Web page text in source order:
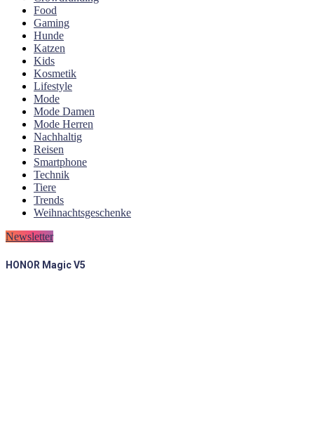
Food
Gaming
Hunde
Katzen
Kids
Kosmetik
Lifestyle
Mode
Mode Damen
Mode Herren
Nachhaltig
Reisen
Smartphone
Technik
Tiere
Trends
Weihnachtsgeschenke
Newsletter
HONOR Magic V5